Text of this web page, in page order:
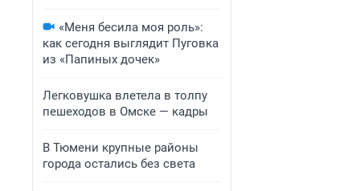
«Меня бесила моя роль»:
как сегодня выглядит Пуговка
из «Папиных дочек»
Легковушка влетела в толпу
пешеходов в Омске — кадры
В Тюмени крупные районы
города остались без света